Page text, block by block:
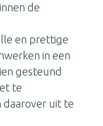
de
en prettige
in een
gesteund
te
daarover uit te